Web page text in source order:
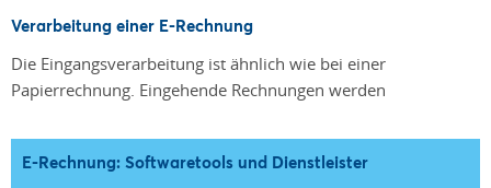
Verarbeitung einer E-Rechnung
Die Eingangsverarbeitung ist ähnlich wie bei einer
Papierrechnung. Eingehende Rechnungen werden
E-Rechnung: Softwaretools und Dienstleister